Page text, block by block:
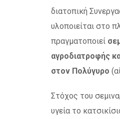
διατοπική
υλοποιείται στο
πραγματοποιεί
αγροδιατροφής
στον Πολύγυρο
Στόχος του
υγεία το